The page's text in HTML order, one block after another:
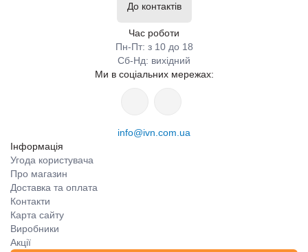
До контактів
Час роботи
Пн-Пт: з 10 до 18
Сб-Нд: вихідний
Ми в соціальних мережах:
info@ivn.com.ua
Інформація
Угода користувача
Про магазин
Доставка та оплата
Контакти
Карта сайту
Виробники
Акції